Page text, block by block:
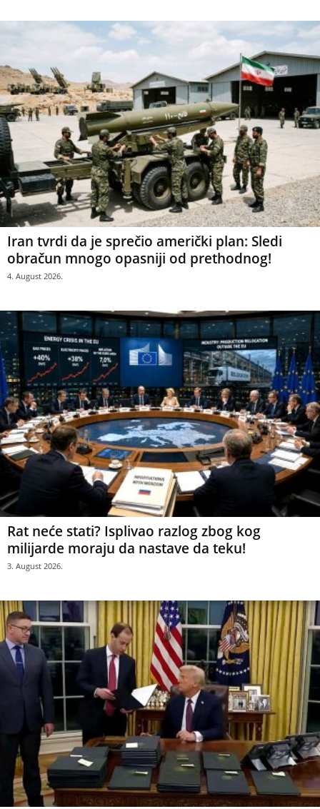
Iran tvrdi da je sprečio američki plan: Sledi
obračun mnogo opasniji od prethodnog!
4. August 2026.
Rat neće stati? Isplivao razlog zbog kog
milijarde moraju da nastave da teku!
3. August 2026.